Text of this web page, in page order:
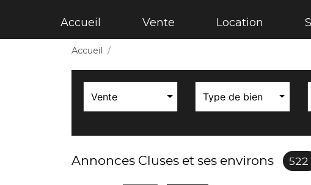
accueil vente location
Accueil
Vente Type de bien
Annonces Cluses et ses environs 522